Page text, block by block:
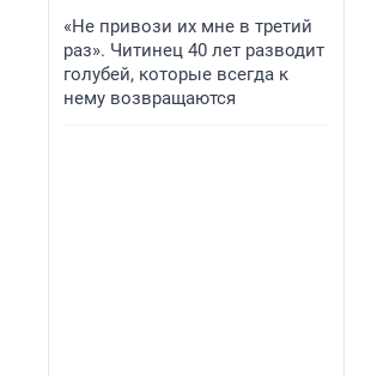
«Не привози их мне в третий
раз». Читинец 40 лет разводит
голубей, которые всегда к
нему возвращаются